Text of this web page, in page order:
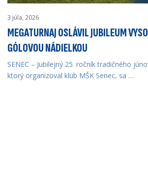
3 júla, 2026
MEGATURNAJ OSLÁVIL JUBILEUM
GÓLOVOU NÁDIELKOU
SENEC – Jubilejný 25. ročník tradičného
ktorý organizoval klub MŠK Senec, sa …